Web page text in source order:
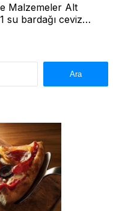
Malzemeler Alt
su bardağı ceviz…